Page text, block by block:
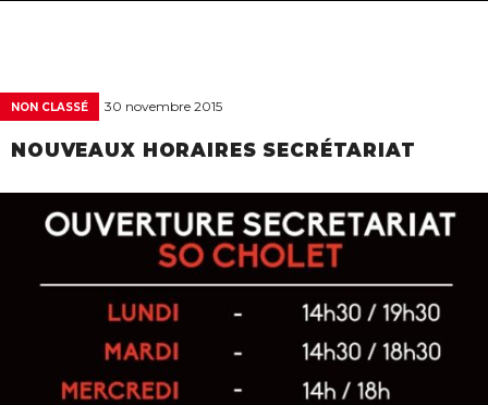
NON CLASSÉ 30 novembre 2015
NOUVEAUX HORAIRES SECRÉTARIAT